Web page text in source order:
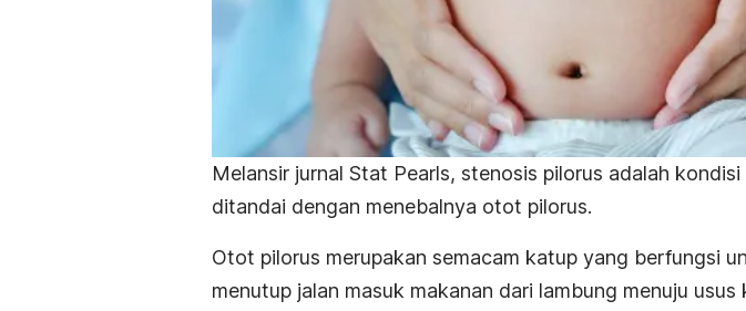
Melansir jurnal Stat Pearls, stenosis pilorus adalah
ditandai dengan menebalnya otot pilorus.
Otot pilorus merupakan semacam katup yang berfungsi
menutup jalan masuk makanan dari lambung menuju usus